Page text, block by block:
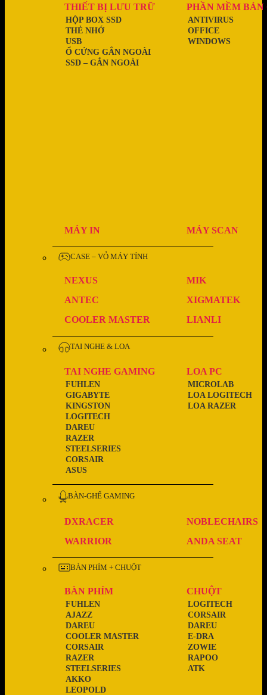
THIẾT BỊ LƯU TRỮ
SSD – GẮN NGOÀI
Ổ CỨNG GẮN NGOÀI
USB
THẺ NHỚ
HỘP BOX SSD
PHẦN MỀM BẢN
WINDOWS
OFFICE
ANTIVIRUS
MÁY IN MÁY SCAN
CASE – VỎ MÁY TÍNH
NEXUS
MIK
ANTEC
XIGMATEK
COOLER MASTER
LIANLI
TAI NGHE & LOA
TAI NGHE GAMING
ASUS
CORSAIR
STEELSERIES
RAZER
DAREU
LOGITECH
KINGSTON
GIGABYTE
FUHLEN
LOA PC
LOA RAZER
LOA LOGITECH
MICROLAB
BÀN-GHẾ GAMING
DXRACER
NOBLECHAIRS
WARRIOR
ANDA SEAT
BÀN PHÍM + CHUỘT
BÀN PHÍM
LEOPOLD
AKKO
STEELSERIES
RAZER
CORSAIR
COOLER MASTER
DAREU
AJAZZ
FUHLEN
CHUỘT
ATK
RAPOO
ZOWIE
E-DRA
DAREU
CORSAIR
LOGITECH